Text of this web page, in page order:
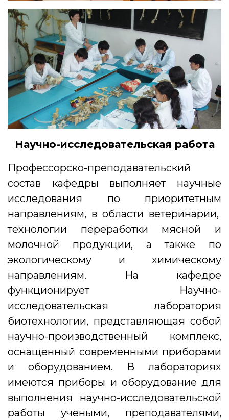
Научно-исследовательская работа
Профессорско-преподавательский
состав кафедры выполняет научные
исследования по приоритетным
направлениям, в области ветеринарии,
технологии переработки мясной и
молочной продукции, а также по
экологическому и химическому
направлениям. На кафедре
функционирует Научно-
исследовательская лаборатория
биотехнологии, представляющая собой
научно-производственный комплекс,
оснащенный современными приборами
и оборудованием. В лабораториях
имеются приборы и оборудование для
выполнения научно-исследовательской
работы учеными, преподавателями,